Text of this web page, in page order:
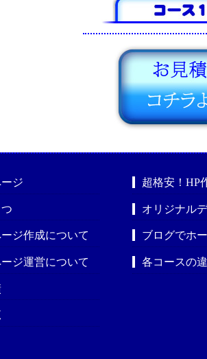
ージ
ジ作成について
ジ運営について
超格安！HP
オリジナル
ブログでホ
各コースの